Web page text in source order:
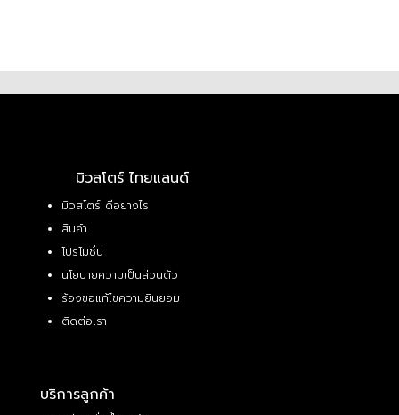
มิวสโตร์ ไทยแลนด์
มิวสโตร์ ดีอย่างไร
สินค้า
โปรโมชั่น
นโยบายความเป็นส่วนตัว
ร้องขอแก้ไขความยินยอม
ติดต่อเรา
บริการลูกค้า